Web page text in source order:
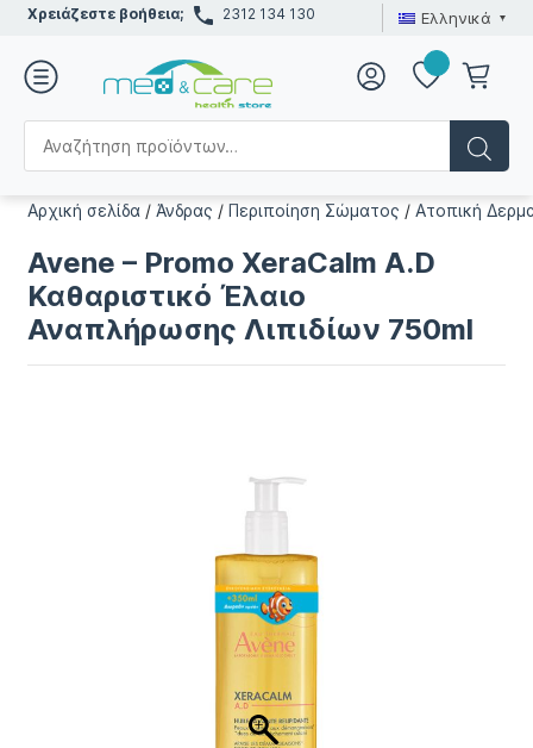
Χρειάζεστε βοήθεια; 2312 134 130 Ελληνικά
Αρχική σελίδα /Άνδρας /Περιποίηση Σώματος /Ατοπική
Avene – Promo XeraCalm A.D
Καθαριστικό Έλαιο
Αναπλήρωσης Λιπιδίων 750ml